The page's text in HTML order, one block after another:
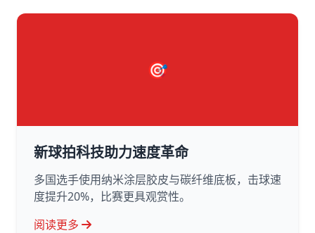
🎯
新球拍科技助力速度革命
多国选手使用纳米涂层胶皮与碳纤维底板，击球速
度提升20%，比赛更具观赏性。
阅读更多